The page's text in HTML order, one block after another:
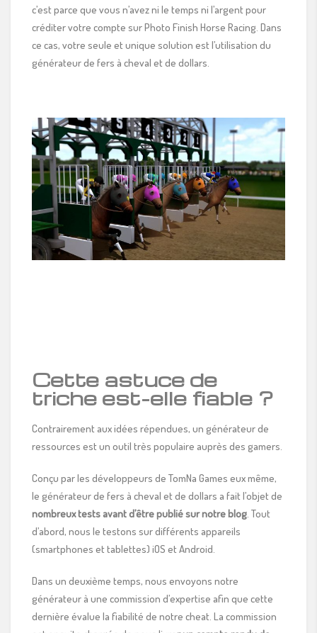
c’est parce que vous n’avez ni le temps ni l’argent pour
créditer votre compte sur Photo Finish Horse Racing. Dans
ce cas, votre seule et unique solution est l’utilisation du
générateur de fers à cheval et de dollars.
Cette astuce de
triche est-elle fiable ?
Contrairement aux idées répendues, un générateur de
ressources est un outil très populaire auprès des gamers.
Conçu par les développeurs de TomNa Games eux même,
le générateur de fers à cheval et de dollars a fait l’objet de
nombreux tests avant d’être publié sur notre blog. Tout
d’abord, nous le testons sur différents appareils
(smartphones et tablettes) iOS et Android.
Dans un deuxième temps, nous envoyons notre
générateur à une commission d’expertise afin que cette
dernière évalue la fiabilité de notre cheat. La commission